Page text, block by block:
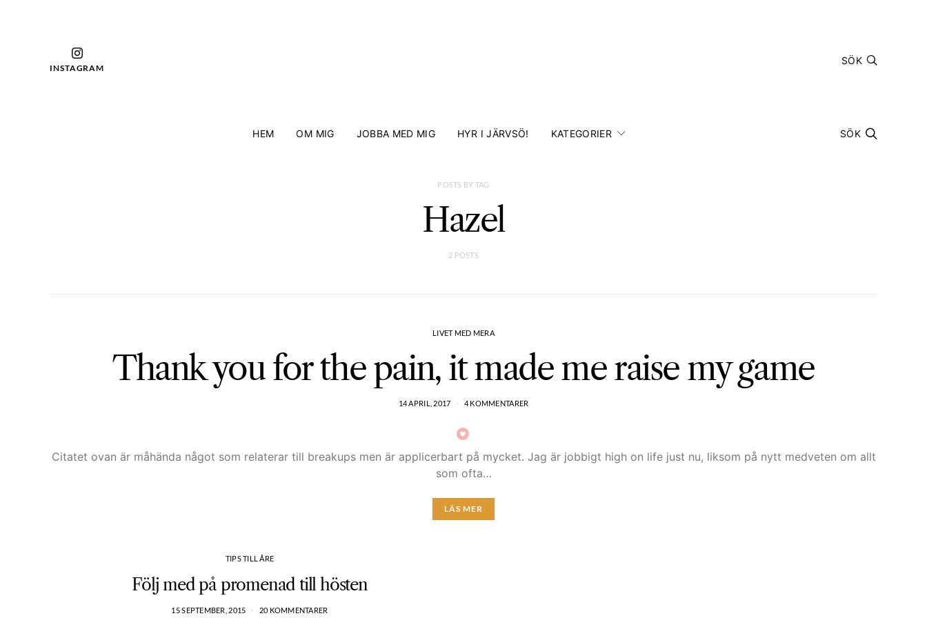
INSTAGRAM
SÖK
HEM OM MIG JOBBA MED MIG HYR I JÄRVSÖ! KATEGORIER SÖK
POSTS BY TAG
Hazel
2 POSTS
LIVET MED MERA
Thank you for the pain, it made me raise my game
14 APRIL, 2017 4 KOMMENTARER
Citatet ovan är måhända något som relaterar till breakups men är applicerbart på mycket. Jag är jobbigt high on life just nu, liksom på nytt medveten om allt
som ofta…
LÄS MER
TIPS TILL ÅRE
Följ med på promenad till hösten
15 SEPTEMBER, 2015 20 KOMMENTARER